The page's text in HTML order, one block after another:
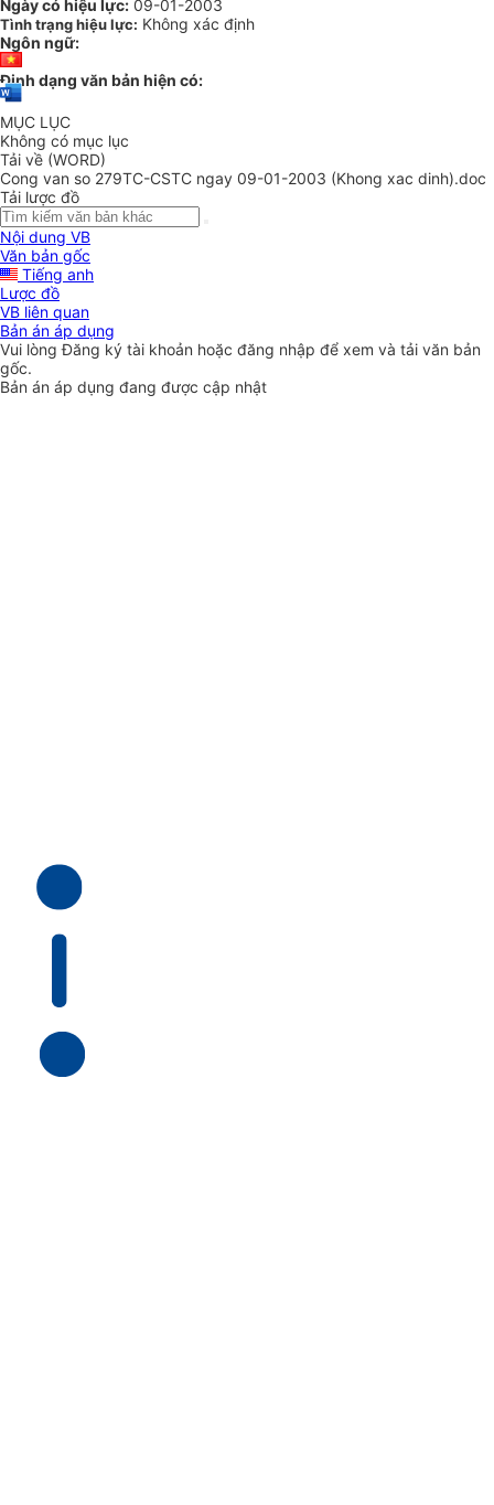
Ngày có hiệu lực: 09-01-2003
Tình trạng hiệu lực: Không xác định
Ngôn ngữ:
Định dạng văn bản hiện có:
MỤC LỤC
Không có mục lục
Tải về (WORD)
Cong van so 279TC-CSTC ngay 09-01-2003 (Khong xac dinh).doc
Tải lược đồ
Nội dung VB
Văn bản gốc
Tiếng anh
Lược đồ
VB liên quan
Bản án áp dụng
Vui lòngĐăng ký tài khoản hoặc đăng nhập để xem và tải văn bản
gốc.
Bản án áp dụng đang được cập nhật